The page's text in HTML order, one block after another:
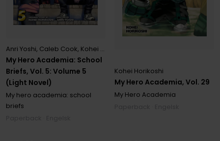
My Hero Academia: School
Briefs, Vol. 5: Volume 5
(Light Novel)
Anri Yoshi, Caleb Cook, Kohei Horikoshi
My hero academia: school
briefs
My Hero Academia, Vol. 29
Kohei Horikoshi
My Hero Academia